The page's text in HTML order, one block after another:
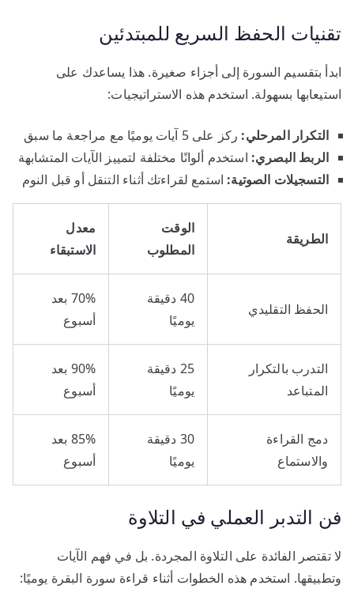
تقنيات الحفظ السريع للمبتدئين
ابدأ بتقسيم السورة إلى أجزاء صغيرة. هذا يساعدك على
استيعابها بسهولة. استخدم هذه الاستراتيجيات:
التكرار المرحلي: ركز على 5 آيات يوميًا مع مراجعة ما سبق
الربط البصري: استخدم ألوانًا مختلفة لتمييز الآيات المتشابهة
التسجيلات الصوتية: استمع لقراءتك أثناء التنقل أو قبل النوم
الطريقة
الوقت
المطلوب
معدل
الاستبقاء
الحفظ التقليدي
40 دقيقة
يوميًا
70% بعد
أسبوع
التدرب بالتكرار
المتباعد
25 دقيقة
يوميًا
90% بعد
أسبوع
دمج القراءة
والاستماع
30 دقيقة
يوميًا
85% بعد
أسبوع
فن التدبر العملي في التلاوة
لا تقتصر الفائدة على التلاوة المجردة. بل في فهم الآيات
وتطبيقها. استخدم هذه الخطوات أثناء قراءة سورة البقرة يوميًا: